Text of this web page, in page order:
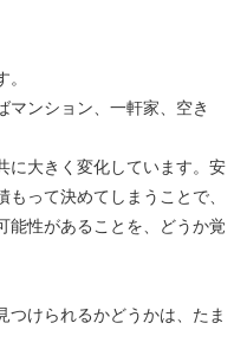
マンション、一軒家、空き
に大きく変化しています。安
って決めてしまうことで、
能性があることを、どうか覚
つけられるかどうかは、たま